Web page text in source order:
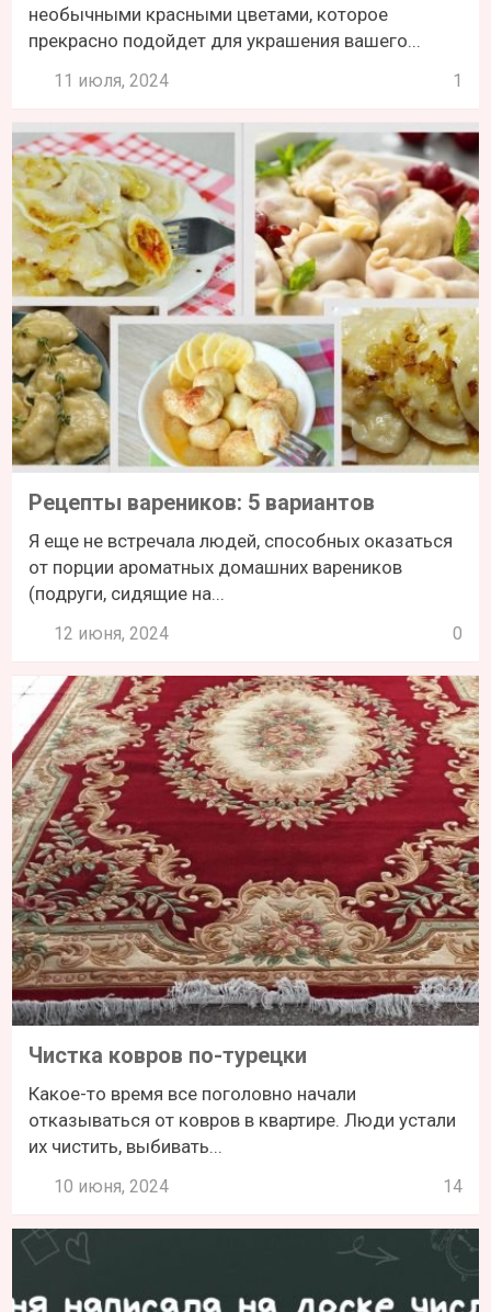
необычными красными цветами, которое
прекрасно подойдет для украшения вашего...
11 июля, 2024 1
Рецепты вареников: 5 вариантов
Я еще не встречала людей, способных оказаться
от порции ароматных домашних вареников
(подруги, сидящие на...
12 июня, 2024 0
Чистка ковров по-турецки
Какое-то время все поголовно начали
отказываться от ковров в квартире. Люди устали
их чистить, выбивать...
10 июня, 2024 14